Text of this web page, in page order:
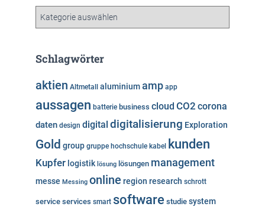
g
r
i
n
Schlagwörter
aktien Altmetall aluminiumamp app
aussagen batterie business cloud CO2 corona
daten design digital digitalisierung Exploration
Gold group gruppe hochschule kabel kunden
Kupfer logistik lösung lösungen management
messe Messing online region research schrott
service services smart software studie system